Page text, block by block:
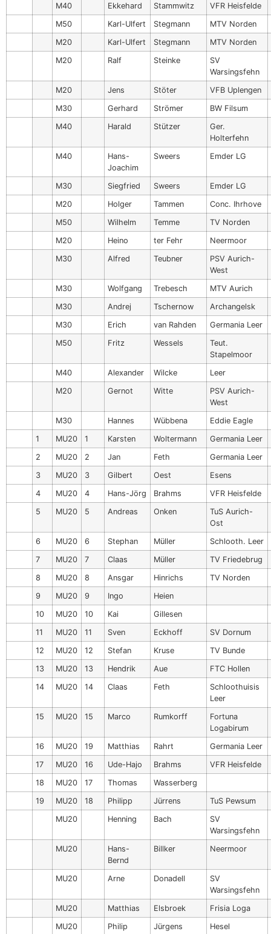
M40
Ekkehard Stammwitz
VFR Heisfelde
M50
Karl-Ulfert Stegmann
MTV Norden
M20
Karl-Ulfert Stegmann
MTV Norden
M20
Ralf Steinke
SV
Warsingsfehn
M20
Jens Stöter
VFB Uplengen
M30
Gerhard Strömer
BW Filsum
M40
Harald Stützer
Ger.
Holterfehn
M40
Hans-
Joachim
Sweers Emder LG
M30 Siegfried Sweers
Emder LG
M20
Holger Tammen
Conc. Ihrhove
M50
Wilhelm Temme
TV Norden
M20
Heino ter Fehr
Neermoor
M30
Alfred Teubner
PSV Aurich-
West
M30
Wolfgang Trebesch
MTV Aurich
M30
Andrej Tschernow
Archangelsk
M30
Erich van Rahden
Germania Leer
M50
Fritz Wessels
Teut.
Stapelmoor
M40
Alexander Wilcke
Leer
M20
Gernot Witte
PSV Aurich-
West
M30
Hannes Wübbena
Eddie Eagle
1
MU20 1 Karsten Woltermann
Germania Leer
2
MU20 2 Jan Feth
Germania Leer
3
MU20 3 Gilbert Oest
Esens
4
MU20 4 Hans-Jörg Brahms
VFR Heisfelde
5
MU20 5 Andreas Onken
TuS Aurich-
Ost
6
MU20 6 Stephan Müller
Schlooth. Leer
7
MU20 7 Claas Müller
TV Friedebrug
8
MU20 8 Ansgar Hinrichs
TV Norden
9
MU20 9 Ingo
Heien
10
MU20 10 Kai
Gillesen
11
MU20 11 Sven Eckhoff
SV Dornum
12
MU20 12 Stefan Kruse
TV Bunde
13
MU20 13 Hendrik Aue
FTC Hollen
14
MU20 14 Claas Feth
Schloothuisis
Leer
15
MU20 15 Marco Rumkorff
Fortuna
Logabirum
16
MU20 19 Matthias Rahrt
Germania Leer
17
MU20 16 Ude-Hajo Brahms
VFR Heisfelde
18
MU20 17 Thomas
Wasserberg
19
MU20 18 Philipp Jürrens
TuS Pewsum
MU20
Henning Bach
SV
Warsingsfehn
MU20
Hans-
Bernd
Billker Neermoor
MU20 Arne Donadell
SV
Warsingsfehn
MU20
Matthias Elsbroek
Frisia Loga
MU20
Philip Jürgens Hesel